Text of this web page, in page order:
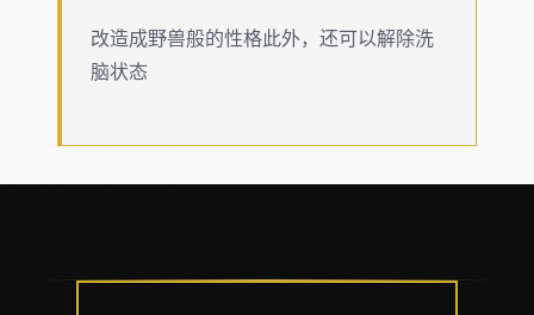
改造成野兽般的性格此外，还可以解除洗
脑状态